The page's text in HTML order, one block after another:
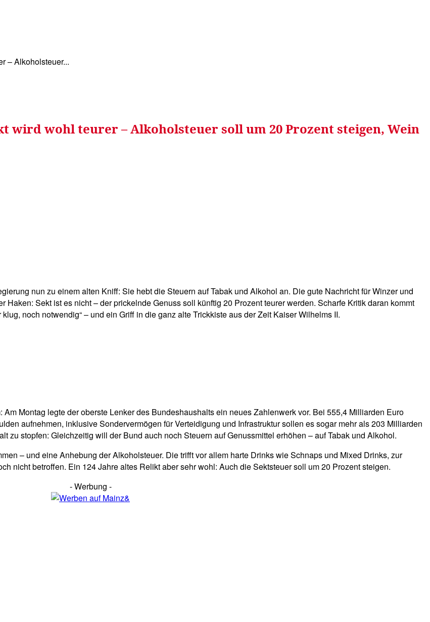
– Alkoholsteuer...
wird wohl teurer – Alkoholsteuer soll um 20 Prozent steigen, Wein
nun zu einem alten Kniff: Sie hebt die Steuern auf Tabak und Alkohol an. Die gute Nachricht für Winzer und
Sekt ist es nicht – der prickelnde Genuss soll künftig 20 Prozent teurer werden. Scharfe Kritik daran kommt
noch notwendig“ – und ein Griff in die ganz alte Trickkiste aus der Zeit Kaiser Wilhelms II.
Montag legte der oberste Lenker des Bundeshaushalts ein neues Zahlenwerk vor. Bei 555,4 Milliarden Euro
aufnehmen, inklusive Sondervermögen für Verteidigung und Infrastruktur sollen es sogar mehr als 203 Milliarden
zu stopfen: Gleichzeitig will der Bund auch noch Steuern auf Genussmittel erhöhen – auf Tabak und Alkohol.
– und eine Anhebung der Alkoholsteuer. Die trifft vor allem harte Drinks wie Schnaps und Mixed Drinks, zur
nicht betroffen. Ein 124 Jahre altes Relikt aber sehr wohl: Auch die Sektsteuer soll um 20 Prozent steigen.
- Werbung -